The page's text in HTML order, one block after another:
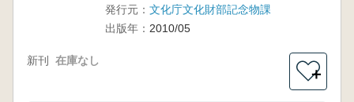
発行元： 文化庁文化財部記念物課
出版年： 2010/05
新刊 在庫なし
＋